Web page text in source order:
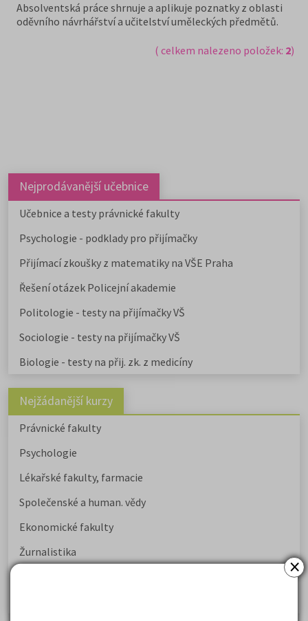
×
Absolventská práce shrnuje a aplikuje poznatky z oblasti
oděvního návrhářství a učitelství uměleckých předmětů.
( celkem nalezeno položek: 2)
Nejprodávanější učebnice
Učebnice a testy právnické fakulty
Psychologie - podklady pro přijímačky
Přijímací zkoušky z matematiky na VŠE Praha
Řešení otázek Policejní akademie
Politologie - testy na přijímačky VŠ
Sociologie - testy na přijímačky VŠ
Biologie - testy na přij. zk. z medicíny
Nejžádanější kurzy
Právnické fakulty
Psychologie
Lékařské fakulty, farmacie
Společenské a human. vědy
Ekonomické fakulty
Žurnalistika